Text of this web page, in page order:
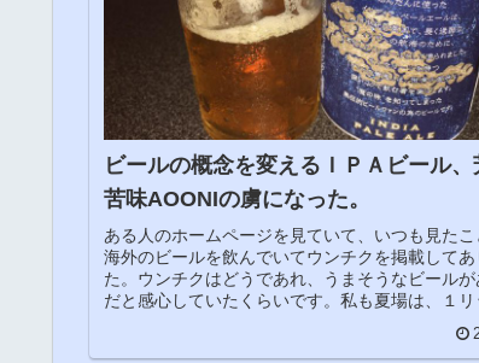
ビールの概念を変えるＩＰＡビール、
苦味AOONIの虜になった。
ある人のホームページを見ていて、いつも見た
海外のビールを飲んでいてウンチクを掲載してあ
た。ウンチクはどうであれ、うまそうなビール
だと感心していたくらいです。私も夏場は、１リ